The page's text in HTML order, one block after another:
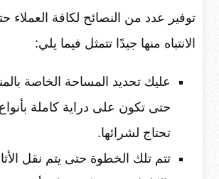
توفير عدد من النصائح لكافة العملاء
الانتباه منها جيدًا تتمثل فيما يلي:
عليك تحديد المساحة الخاصة
حتى تكون على دراية كاملة بأنواع
تحتاج لشرائها.
تتم تلك الخطوة حتى يتم نقل